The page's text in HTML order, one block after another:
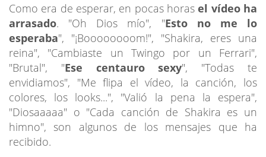
Como era de esperar, en pocas horasel vídeo ha
arrasado. "Oh Dios mío", "Esto no me lo
esperaba", "¡Boooooooom!", "Shakira, eres una
reina", "Cambiaste un Twingo por un Ferrari",
"Brutal", "Ese centauro sexy", "Todas te
envidiamos", "Me flipa el vídeo, la canción, los
colores, los looks...", "Valió la pena la espera",
"Diosaaaaa" o "Cada canción de Shakira es un
himno", son algunos de los mensajes que ha
recibido.